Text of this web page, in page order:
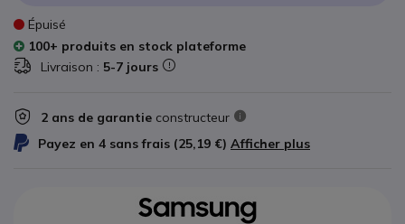
Épuisé
100+ produits en stock plateforme
Livraison : 5-7 jours
2 ans de garantie constructeur
Payez en 4 sans frais (25,19 €) Afficher plus